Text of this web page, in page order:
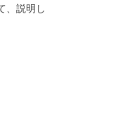
、説明し